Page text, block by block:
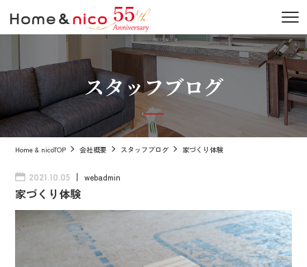
スタッフブログ
Home & nicoTOP 会社概要 スタッフブログ 家づくり体験
2021.10.05 webadmin
家づくり体験